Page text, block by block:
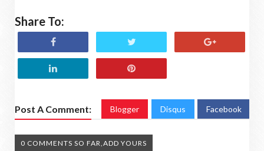
Share To:
Post A Comment: Blogger Disqus Facebook
0 COMMENTS SO FAR,ADD YOURS